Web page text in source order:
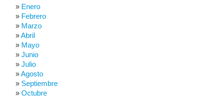
Enero
Febrero
Marzo
Abril
Mayo
Junio
Julio
Agosto
Septiembre
Octubre